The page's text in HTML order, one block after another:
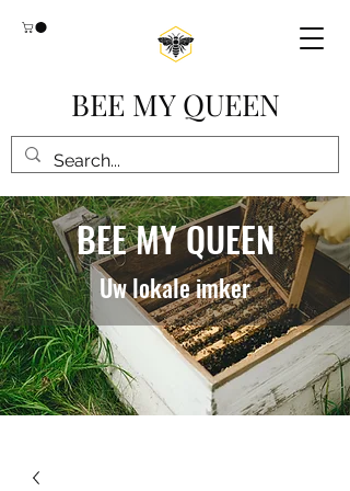
BEE MY QUEEN
BEE MY QUEEN
Uw lokale imker